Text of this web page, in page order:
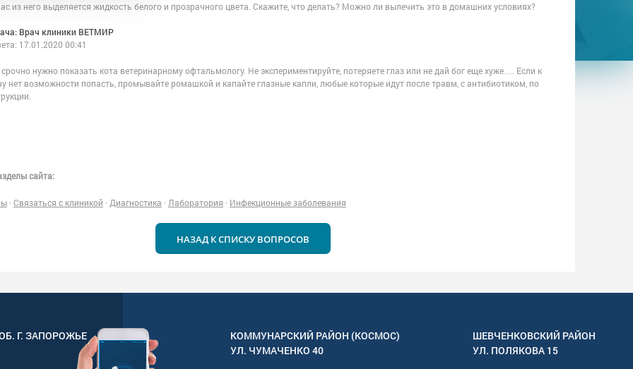
из него выделяется жидкость белого и прозрачного цвета. Скажите, что делать? Можно ли вылечить это в домашних условиях?
Врач клиники ВЕТМИР
17.01.2020 00:41
нужно показать кота ветеринарному офтальмологу. Не экспериментируйте, потеряете глаз или не дай бог еще хуже…. Если к
нет возможности попасть, промывайте ромашкой и капайте глазные капли, любые которые идут после травм, с антибиотиком, по
сайта:
· Связаться с клиникой · Диагностика · Лаборатория · Инфекционные заболевания
НАЗАД К СПИСКУ ВОПРОСОВ
Г. ЗАПОРОЖЬЕ
КОММУНАРСКИЙ РАЙОН (КОСМОС)
УЛ. ЧУМАЧЕНКО 40
ШЕВЧЕНКОВСКИЙ РАЙОН
УЛ. ПОЛЯКОВА 15